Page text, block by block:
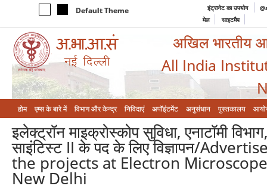
Default Theme इंट्रानेट का उपयोग
मेल
साइटमैप
अखिल भारतीय
All India
होम एम्‍स के बारे में विभाग और केन्‍द्र निविदाएं अपॉइंटमेंट अनुसंधान पुस्तकालय
इलेक्ट्रॉन माइक्रोस्कोप सुविधा, एनाटॉमी
साइंटिस्ट II के पद के लिए विज्ञापन/
the projects at Electron
New Delhi